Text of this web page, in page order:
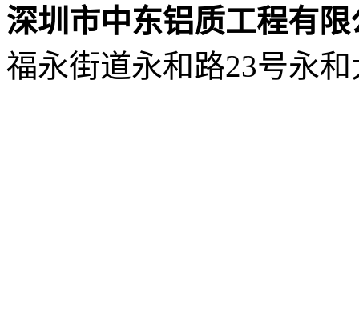
深圳市中东铝质工程有限
福永街道永和路23号永和